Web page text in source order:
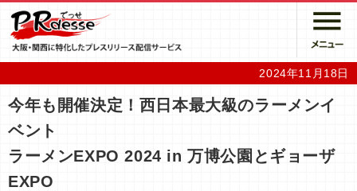
2024年11月18日
今年も開催決定！西日本最大級のラーメンイ
ベント
ラーメンEXPO 2024 in 万博公園とギョーザ
EXPO